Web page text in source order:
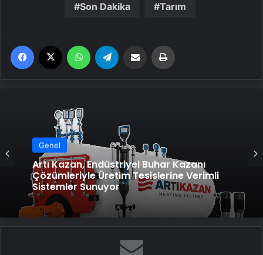
Son Dakika Tarım
Facebook WhatsApp Email'den paylaş
Genel
Artı Kazan, Endüstriyel Buhar Kazanı
Çözümleriyle Üretim Tesislerine Verimli
Sistemler Sunuyor